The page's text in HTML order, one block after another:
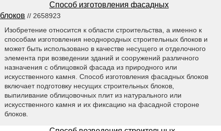
Способ изготовления фасадных
блоков // 2658923
Изобретение относится к области строительства, а именно к
способам изготовления неоднородных строительных блоков и
может быть использовано в качестве несущего и отделочного
элемента при возведении зданий и сооружений различного
назначения с облицовкой фасада из природного или
искусственного камня. Способ изготовления фасадных блоков
включает подготовку несущих строительных блоков,
выпиливание облицовочных плит из натурального или
искусственного камня и их фиксацию на фасадной стороне
блоков.